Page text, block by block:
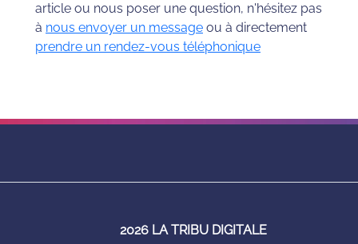
article ou nous poser une question, n'hésitez pas
à nous envoyer un message ou à directement
prendre un rendez-vous téléphonique
2026 LA TRIBU DIGITALE